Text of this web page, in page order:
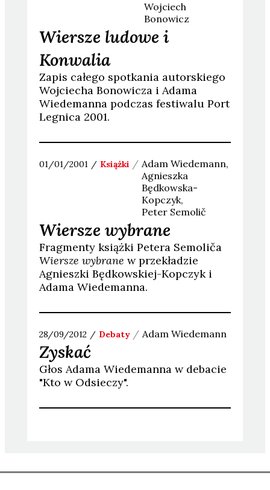
Wojciech
Bonowicz
Wiersze ludowe i
Konwalia
Zapis całego spotkania autorskiego
Wojciecha Bonowicza i Adama
Wiedemanna podczas festiwalu Port
Legnica 2001.
01/01/2001 Książki AdamWiedemann
Agnieszka
Będkowska-
Kopczyk
PeterSemolič
Wiersze wybrane
Fragmenty książki Petera Semoliča
Wiersze wybrane w przekładzie
Agnieszki Będkowskiej-Kopczyk i
Adama Wiedemanna.
28/09/2012 Debaty AdamWiedemann
Zyskać
Głos Adama Wiedemanna w debacie
"Kto w Odsieczy".